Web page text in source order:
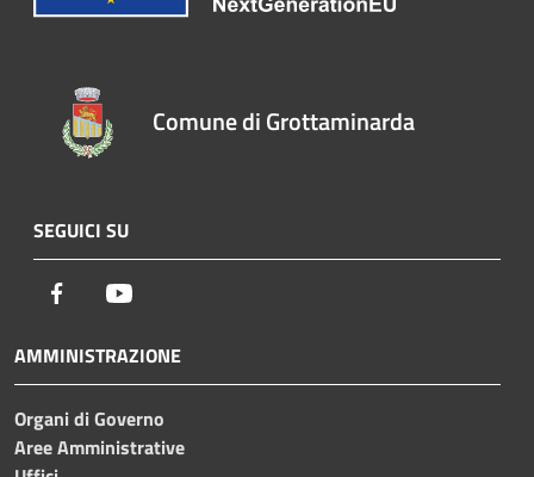
Comune di Grottaminarda
SEGUICI SU
Facebook
AMMINISTRAZIONE
Organi di Governo
Aree Amministrative